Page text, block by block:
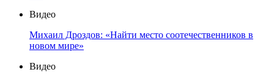
Видео
Михаил Дроздов: «Найти место соотечественников в
новом мире»
Видео